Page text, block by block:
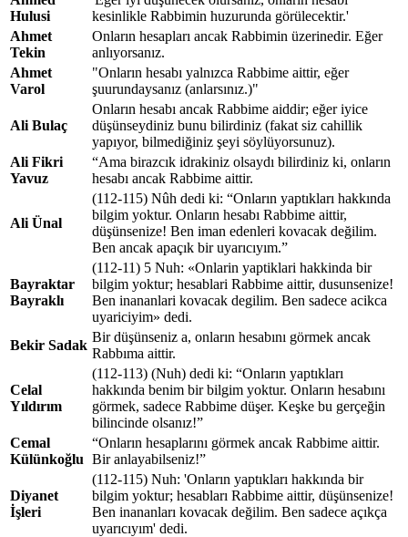
Hulusi
kesinlikle Rabbimin huzurunda görülecektir.'
Ahmet
Tekin
Onların hesapları ancak Rabbimin üzerinedir. Eğer
anlıyorsanız.
Ahmet
Varol
"Onların hesabı yalnızca Rabbime aittir, eğer
şuurundaysanız (anlarsınız.)"
Ali Bulaç
Onların hesabı ancak Rabbime aiddir; eğer iyice
düşünseydiniz bunu bilirdiniz (fakat siz cahillik
yapıyor, bilmediğiniz şeyi söylüyorsunuz).
Ali Fikri
Yavuz
“Ama birazcık idrakiniz olsaydı bilirdiniz ki, onların
hesabı ancak Rabbime aittir.
Ali Ünal
(112-115) Nûh dedi ki: “Onların yaptıkları hakkında
bilgim yoktur. Onların hesabı Rabbime aittir,
düşünsenize! Ben iman edenleri kovacak değilim.
Ben ancak apaçık bir uyarıcıyım.”
Bayraktar
Bayraklı
(112-11) 5 Nuh: «Onlarin yaptiklari hakkinda bir
bilgim yoktur; hesablari Rabbime aittir, dusunsenize!
Ben inananlari kovacak degilim. Ben sadece acikca
uyariciyim» dedi.
Bekir Sadak
Bir düşünseniz a, onların hesabını görmek ancak
Rabbıma aittir.
Celal
Yıldırım
(112-113) (Nuh) dedi ki: “Onların yaptıkları
hakkında benim bir bilgim yoktur. Onların hesabını
görmek, sadece Rabbime düşer. Keşke bu gerçeğin
bilincinde olsanız!”
Cemal
Külünkoğlu
“Onların hesaplarını görmek ancak Rabbime aittir.
Bir anlayabilseniz!”
Diyanet
İşleri
(112-115) Nuh: 'Onların yaptıkları hakkında bir
bilgim yoktur; hesabları Rabbime aittir, düşünsenize!
Ben inananları kovacak değilim. Ben sadece açıkça
uyarıcıyım' dedi.